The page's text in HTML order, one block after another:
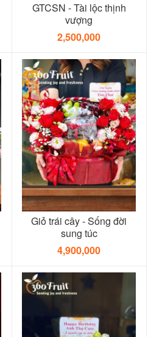
GTCSN - Tài lộc thịnh
vượng
2,500,000
Giỏ trái cây - Sống đời
sung túc
4,900,000